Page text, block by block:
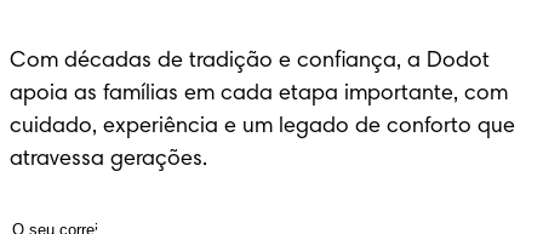
Com décadas de tradição e confiança, a Dodot
apoia as famílias em cada etapa importante, com
cuidado, experiência e um legado de conforto que
atravessa gerações.